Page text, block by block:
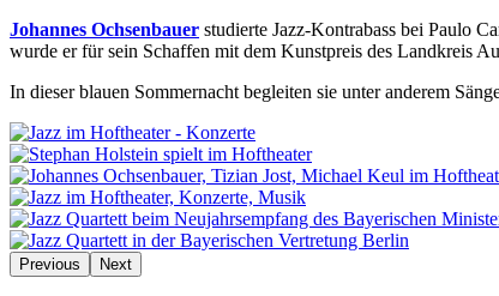
Johannes Ochsenbauer studierte Jazz-Kontrabass bei Paulo
wurde er für sein Schaffen mit dem Kunstpreis des Landkreis
In dieser blauen Sommernacht begleiten sie unter anderem
Previous Next